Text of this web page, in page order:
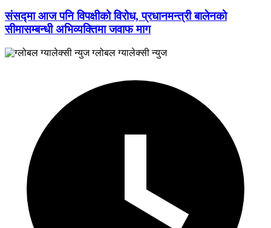
संसद्मा आज पनि विपक्षीको विरोध, प्रधानमन्त्री बालेनको
सीमासम्बन्धी अभिव्यक्तिमा जवाफ माग
ग्लोबल ग्यालेक्सी न्युज